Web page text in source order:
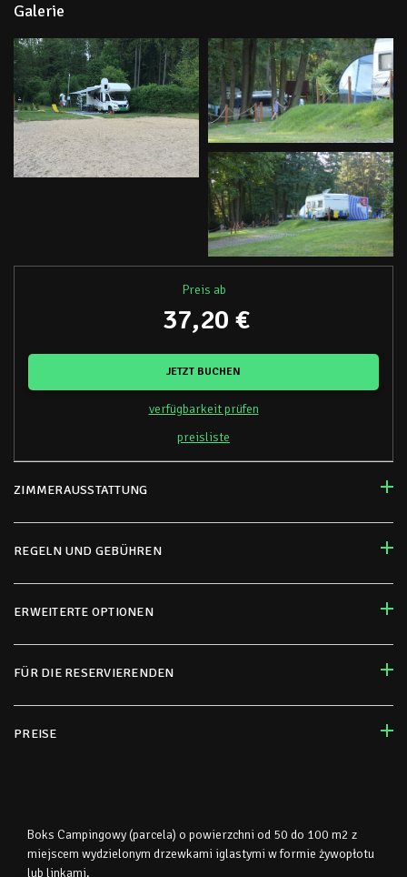
Galerie
Preis ab
37,20 €
JETZT BUCHEN
verfügbarkeit prüfen
preisliste
ZIMMERAUSSTATTUNG
REGELN UND GEBÜHREN
ERWEITERTE OPTIONEN
FÜR DIE RESERVIERENDEN
PREISE
Boks Campingowy (parcela) o powierzchni od 50 do 100 m2 z
miejscem wydzielonym drzewkami iglastymi w formie żywopłotu
lub linkami.